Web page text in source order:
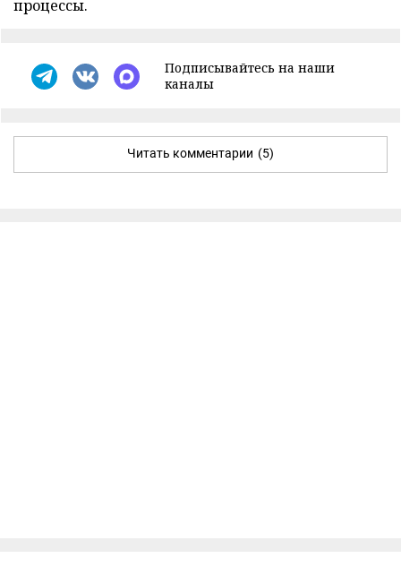
процессы.
Подписывайтесь на наши
каналы
Читать комментарии (5)